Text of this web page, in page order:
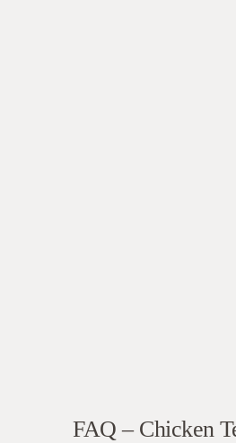
FAQ – Chicken